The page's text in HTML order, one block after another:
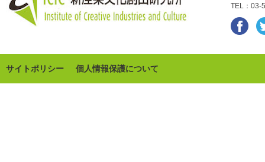
TEL：
サイトポリシー 個人情報保護について